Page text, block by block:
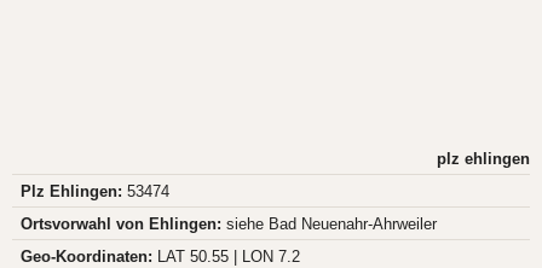
plz ehlingen
Plz Ehlingen: 53474
Ortsvorwahl von Ehlingen: siehe Bad Neuenahr-Ahrweiler
Geo-Koordinaten: LAT 50.55 | LON 7.2